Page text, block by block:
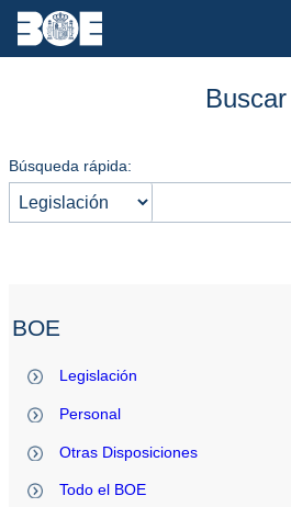
Buscar
Búsqueda rápida:
BOE
Legislación
Personal
Otras Disposiciones
Todo el BOE